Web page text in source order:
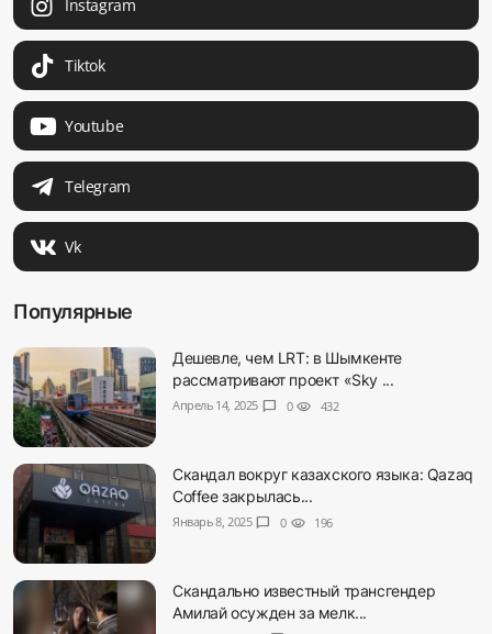
Instagram
Tiktok
Youtube
Telegram
Vk
Популярные
Дешевле, чем LRT: в Шымкенте
рассматривают проект «Sky ...
Апрель 14, 2025 chat_bubble 0 visibility 432
Скандал вокруг казахского языка: Qazaq
Coffee закрылась...
Январь 8, 2025 chat_bubble 0 visibility 196
Скандально известный трансгендер
Амилай осужден за мелк...